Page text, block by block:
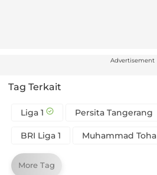
Advertisement
Tag Terkait
Liga 1 Persita Tangerang
BRI Liga 1 Muhammad Toha
More Tag